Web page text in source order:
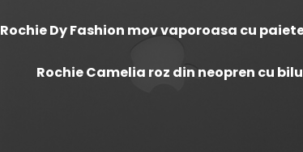
Rochie Dy Fashion mov vaporoasa cu
Rochie Camelia roz din neopren cu